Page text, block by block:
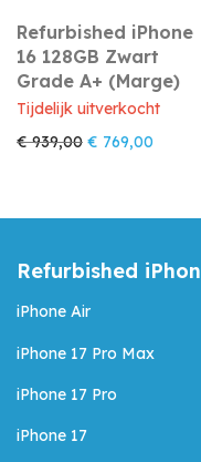
Refurbished iPhone
16 128GB Zwart
Grade A+ (Marge)
Tijdelijk uitverkocht
€939,00 € 769,00
Refurbished
iPhone Air
iPhone 17 Pro Max
iPhone 17 Pro
iPhone 17